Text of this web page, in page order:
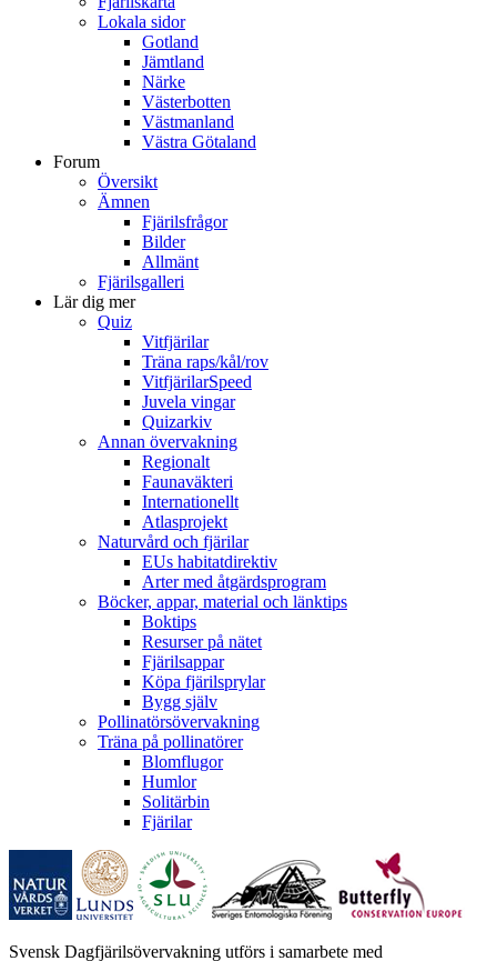
Lokala sidor
Gotland
Jämtland
Närke
Västerbotten
Västmanland
Västra Götaland
Forum
Översikt
Ämnen
Fjärilsfrågor
Bilder
Allmänt
Fjärilsgalleri
Lär dig mer
Quiz
Vitfjärilar
Träna raps/kål/rov
VitfjärilarSpeed
Juvela vingar
Quizarkiv
Annan övervakning
Regionalt
Faunaväkteri
Internationellt
Atlasprojekt
Naturvård och fjärilar
EUs habitatdirektiv
Arter med åtgärdsprogram
Böcker, appar, material och länktips
Boktips
Resurser på nätet
Fjärilsappar
Köpa fjärilsprylar
Bygg själv
Pollinatörsövervakning
Träna på pollinatörer
Blomflugor
Humlor
Solitärbin
Fjärilar
Svensk Dagfjärilsövervakning utförs i samarbete med